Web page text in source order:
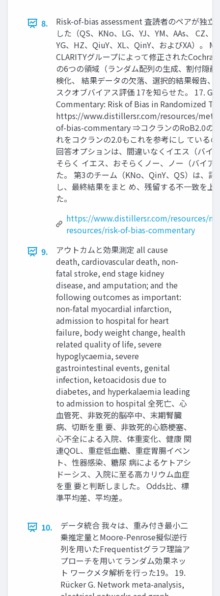
8.
Risk-of-bias assessment 査読者のペアが独立
した（QS、KNo、LG、YJ、YM、AAs、 CZ、
YG、HZ、QiuY、XL、QinY、およびXA）。
CLARITYグループによって修正された
の6つの領域（ランダム配列の生成、割付隠
検化、 結果データの欠落、選択的結果報告、
スクオブバイアス評価 17を知らせた。 17.
Commentary: Risk of Bias in Randomized
https://www.distillersr.com/resources/
of-bias-commentary ⇒コクランのRoB2.0の
れをコクランの2.0もこれを参考にし ている
回答オプションは、間違いなくイエス（バイ
そらく イエス、おそらくノー、ノー（バイア
た。 第3のチーム（KNo、QinY、QS）は、
し、最終結果をまと め、残留する不一致を上
た。
https://www.distillersr.com/resources/
resources/risk-of-bias-commentary
9.
アウトカムと効果測定 all cause
death, cardiovascular death, non-
fatal stroke, end stage kidney
disease, and amputation; and the
following outcomes as important:
non-fatal myocardial infarction,
admission to hospital for heart
failure, body weight change, health
related quality of life, severe
hypoglycaemia, severe
gastrointestinal events, genital
infection, ketoacidosis due to
diabetes, and hyperkalaemia leading
to admission to hospital 全死亡、心
血管死、非致死的脳卒中、末期腎臓
病、切断を重 要、非致死的心筋梗塞、
心不全による入院、体重変化、健康 関
連QOL、重症低血糖、重症胃腸イベン
ト、性器感染、糖尿 病によるケトアシ
ドーシス、入院に至る高カリウム血症
を重 要と判断しました。 Odds比、標
準平均差、平均差。
10.
データ統合 我々は、重み付き最小二
乗推定量とMoore-Penrose擬似逆行
列を用いたFrequentistグラフ理論ア
プローチを用いてランダム効果ネッ
ト ワークメタ解析を行った19。 19.
Rücker G. Network meta-analysis,